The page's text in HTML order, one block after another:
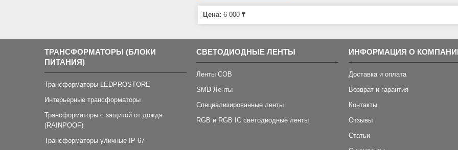
Цена: 6 000 ₸
ТРАНСФОРМАТОРЫ (БЛОКИ
ПИТАНИЯ)
Трансформаторы LEDPROSTORE
Интерьерные трансформаторы
Трансформаторы с защитой от дождя
(RAINPOOF)
Трансформаторы уличные IP 67
СВЕТОДИОДНЫЕ ЛЕНТЫ
Ленты COB
SMD Ленты
Специализированные ленты
RGB и RGB IC светодиодные ленты
ИНФОРМАЦИЯ О
Доставка и оплата
Возврат и гарантия
Контакты
Отзывы
Статьи